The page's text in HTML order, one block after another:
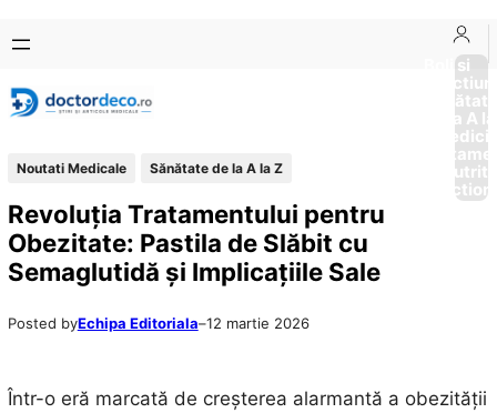
conținut
content
Boli si
Afectiuni
Sănătate
de la A
Noutati Medicale Sănătate de la A la Z
Revoluția Tratamentului pentru
Obezitate: Pastila de Slăbit cu
Semaglutidă și Implicațiile Sale
Posted byEchipa Editoriala–12 martie 2026
Într-o eră marcată de creșterea alarmantă a obezității